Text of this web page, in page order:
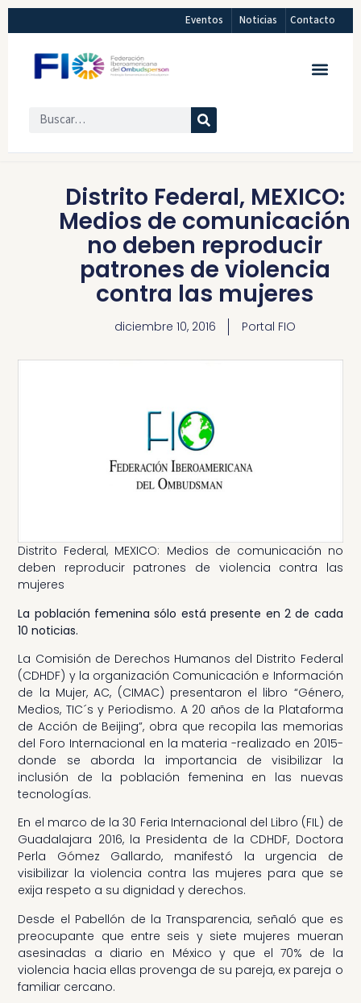
Eventos Noticias Contacto
Distrito Federal, MEXICO:
Medios de comunicación
no deben reproducir
patrones de violencia
contra las mujeres
diciembre 10, 2016 Portal FIO
Distrito Federal, MEXICO: Medios de comunicación no
deben reproducir patrones de violencia contra las
mujeres
La población femenina sólo está presente en 2 de cada
10 noticias.
La Comisión de Derechos Humanos del Distrito Federal
(CDHDF) y la organización Comunicación e Información
de la Mujer, AC, (CIMAC) presentaron el libro “Género,
Medios, TIC´s y Periodismo. A 20 años de la Plataforma
de Acción de Beijing”, obra que recopila las memorias
del Foro Internacional en la materia -realizado en 2015-
donde se aborda la importancia de visibilizar la
inclusión de la población femenina en las nuevas
tecnologías.
En el marco de la 30 Feria Internacional del Libro (FIL) de
Guadalajara 2016, la Presidenta de la CDHDF, Doctora
Perla Gómez Gallardo, manifestó la urgencia de
visibilizar la violencia contra las mujeres para que se
exija respeto a su dignidad y derechos.
Desde el Pabellón de la Transparencia, señaló que es
preocupante que entre seis y siete mujeres mueran
asesinadas a diario en México y que el 70% de la
violencia hacia ellas provenga de su pareja, ex pareja o
familiar cercano.